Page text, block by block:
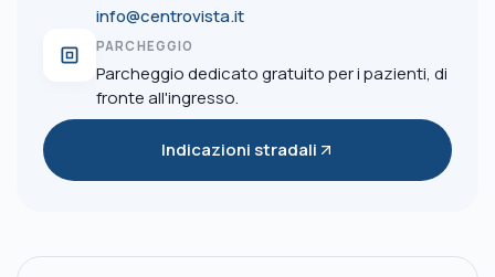
info@centrovista.it
PARCHEGGIO
Parcheggio dedicato gratuito per i pazienti, di
fronte all'ingresso.
Indicazioni stradali